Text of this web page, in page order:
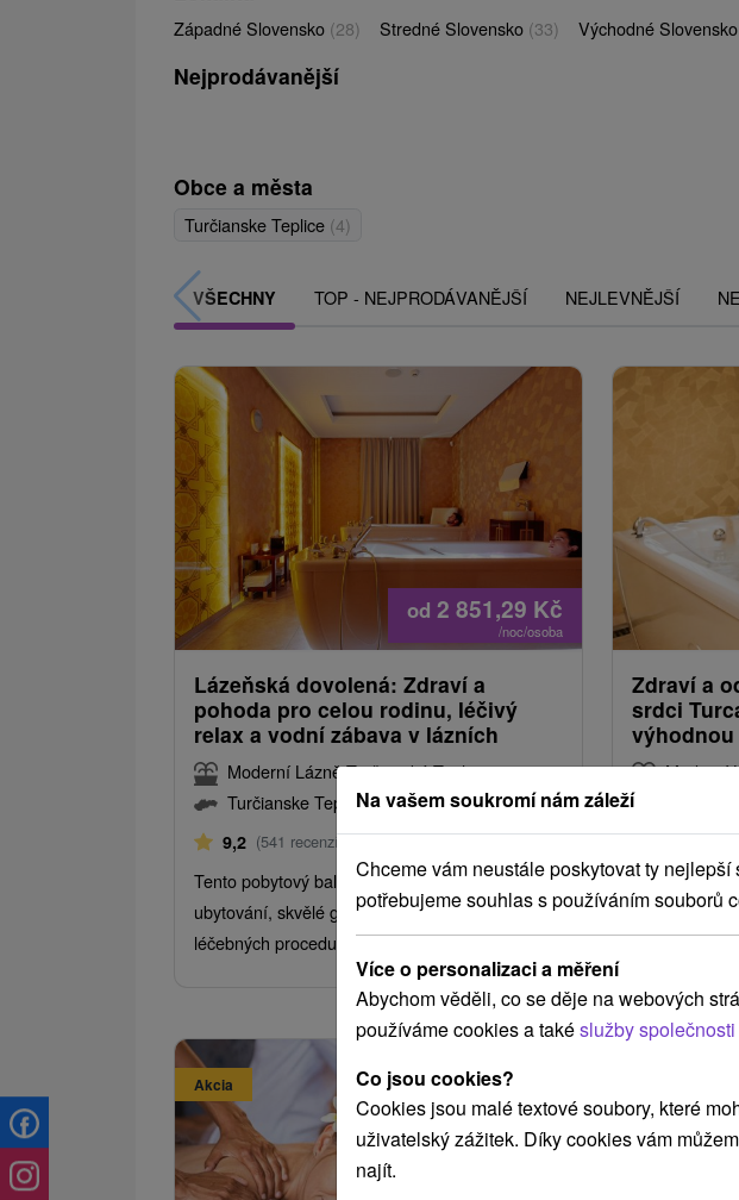
Západné Slovensko (28) Stredné Slovensko (33) Východné Slovensko
Nejprodávanější
Obce a města
Turčianske Teplice (4)
VŠECHNY TOP - NEJPRODÁVANĚJŠÍ NEJLEVNĚJŠÍ
od 2 851,29 Kč
/noc/osoba
Lázeňská dovolená: Zdraví a
pohoda pro celou rodinu, léčivý
relax a vodní zábava v lázních
Moderní Lázně Turčianské Teplice
Turčianske Teplice
9,2 (541 recenzí)Od 5 NocíPolopenze
Tento pobytový balíček v sobě spojuje komfortní
ubytování, skvělé gastro zážitky a bohatý balíček
léčebných procedur spolu s vodním světem.
Zdraví a
srdci
výhodnou
Moderní
9,1 (802
Balíček
procedur
do bazénu
Akcia
Na vašem soukromí nám záleží
Chceme vám neustále poskytovat ty
potřebujeme souhlas s používáním souborů
Více o personalizaci a měření
Abychom věděli, co se děje na webových
používáme cookies a takéslužby
Co jsou cookies?
Cookies jsou malé textové soubory, které
uživatelský zážitek. Díky cookies vám
najít.